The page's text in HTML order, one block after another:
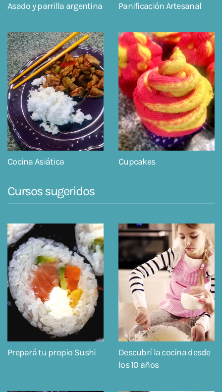
Asado y parrilla argentina Panificación Artesanal
Cocina Asiática Cupcakes
Cursos sugeridos
Prepará tu propio Sushi
Descubrí la cocina desde
los 10 años